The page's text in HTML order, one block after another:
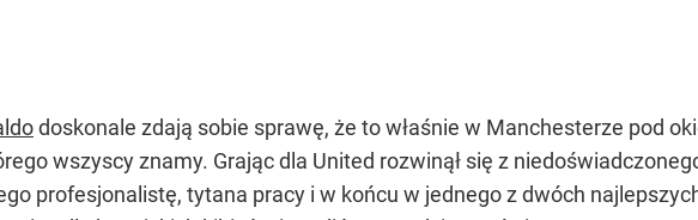
doskonale zdają sobie sprawę, że to właśnie w Manchesterze pod
wszyscy znamy. Grając dla United rozwinął się z
profesjonalistę, tytana pracy i w końcu w jednego z dwóch